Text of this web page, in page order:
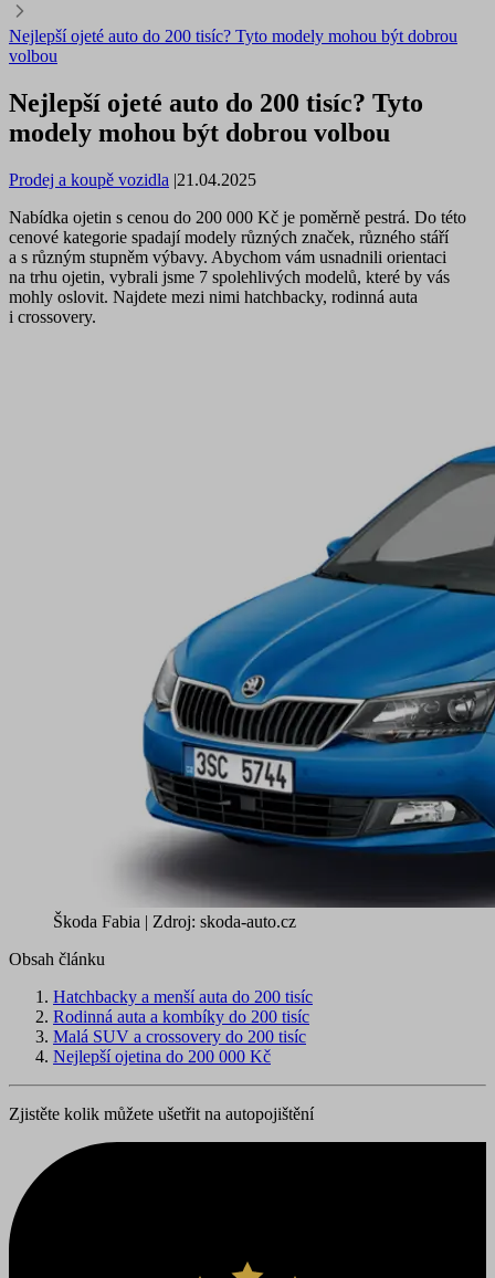
Nejlepší ojeté auto do 200 tisíc? Tyto modely mohou být dobrou
volbou
Nejlepší ojeté auto do 200 tisíc? Tyto
modely mohou být dobrou volbou
Prodej a koupě vozidla |21.04.2025
Nabídka ojetin s cenou do 200 000 Kč je poměrně pestrá. Do této
cenové kategorie spadají modely různých značek, různého stáří
a s různým stupněm výbavy. Abychom vám usnadnili orientaci
na trhu ojetin, vybrali jsme 7 spolehlivých modelů, které by vás
mohly oslovit. Najdete mezi nimi hatchbacky, rodinná auta
i crossovery.
Škoda Fabia | Zdroj: skoda-auto.cz
Obsah článku
Hatchbacky a menší auta do 200 tisíc
Rodinná auta a kombíky do 200 tisíc
Malá SUV a crossovery do 200 tisíc
Nejlepší ojetina do 200 000 Kč
Zjistěte kolik můžete ušetřit na autopojištění